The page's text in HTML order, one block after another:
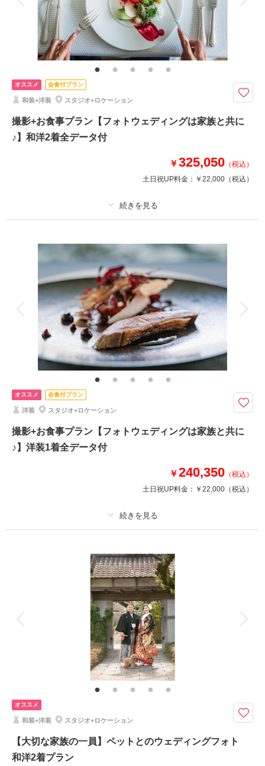
家族と撮影 家族用衣装レンタル ペットと撮影
〜美しき日本の四季を感じる、贅沢な前撮り・フォトウェディング〜
衣装、小物、新婦ヘアメイク、新郎新婦着付、撮影全データ（50カット以
相談予約する
来店・オンライン
オススメ 会食付プラン
和装+洋装 スタジオ+ロケーション
撮影+お食事プラン【フォトウェディングは家族と共に
♪】和洋2着全データ付
￥325,050 （税込）
土日祝UP料金： ￥22,000 （税込）
撮影料 新婦衣装2着 新郎衣装2着
ヘアメイク
アルバム データ 100 カット 台紙付写真
衣装追加 会食 挙式
家族と撮影 家族用衣装レンタル ペットと撮影
その他含むもの
婚礼料理6名分
撮影後にサクラヒルズ自慢のお食事にてご両家皆様の顔合せも出来るプラン
撮影後、私服で両家ご家族様と一緒にお食事が出来るプラン。
衣裳2着づつ+小物+新婦ヘア・メイク+撮影+全データ+お食事6名様分
真はイメージです。
を確認する
オススメ 会食付プラン
洋装 スタジオ+ロケーション
撮影+お食事プラン【フォトウェディングは家族と共に
♪】洋装1着全データ付
￥240,350 （税込）
土日祝UP料金： ￥22,000 （税込）
新婦衣装1着
ヘアメイク
データ 50 カット
会食
家族用衣装レンタル
その他含むもの
撮影後にサクラヒルズ自慢のお食事にてご両家皆様の顔合せも出来るプラン
撮影後、私服で両家ご家族様と一緒にお食事が出来るプラン。
衣裳1着づつ+小物+新婦ヘア・メイク+撮影+全データ+お食事6名様分
真はイメージです。和装や2着以上プランもあります。
オススメ
和装+洋装 スタジオ+ロケーション
【大切な家族の一員】ペットとのウェディングフォト
和洋2着プラン